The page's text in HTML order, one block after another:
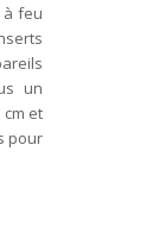
à feu
un
et
pour